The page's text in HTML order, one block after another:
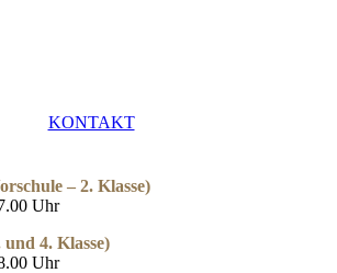
KONTAKT
– 2. Klasse)
Uhr
4. Klasse)
Uhr